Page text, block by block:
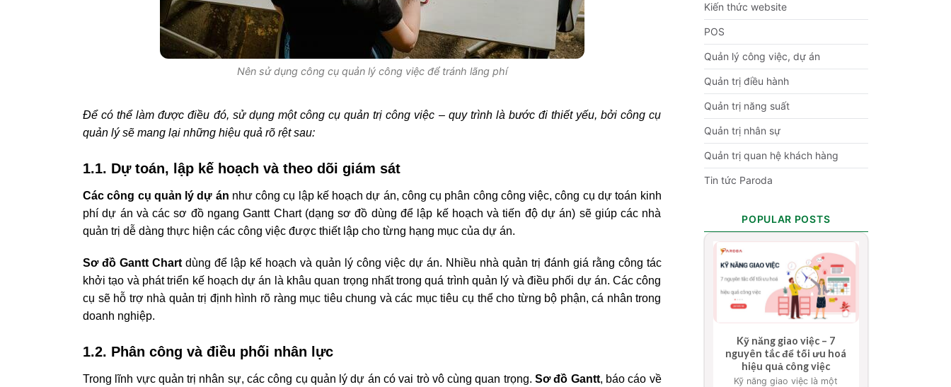
Nên sử dụng công cụ quản lý công việc để tránh lãng phí
Để có thể làm được điều đó, sử dụng một công cụ quản trị công việc – quy trình là bước đi thiết yếu, bởi công cụ
quản lý sẽ mang lại những hiệu quả rõ rệt sau:
1.1. Dự toán, lập kế hoạch và theo dõi giám sát
Các công cụ quản lý dự án như công cụ lập kế hoạch dự án, công cụ phân công công việc, công cụ dự toán kinh
phí dự án và các sơ đồ ngang Gantt Chart (dạng sơ đồ dùng để lập kế hoạch và tiến độ dự án) sẽ giúp các nhà
quản trị dễ dàng thực hiện các công việc được thiết lập cho từng hạng mục của dự án.
Sơ đồ Gantt Chartdùng để lập kế hoạch và quản lý công việc dự án. Nhiều nhà quản trị đánh giá rằng công tác
khởi tạo và phát triển kế hoạch dự án là khâu quan trọng nhất trong quá trình quản lý và điều phối dự án. Các công
cụ sẽ hỗ trợ nhà quản trị định hình rõ ràng mục tiêu chung và các mục tiêu cụ thể cho từng bộ phận, cá nhân trong
doanh nghiệp.
1.2. Phân công và điều phối nhân lực
Trong lĩnh vực quản trị nhân sự, các công cụ quản lý dự án có vai trò vô cùng quan trọng.Sơ đồ Gantt, báo cáo về
Kiến thức website
POS
Quản lý công việc, dự án
Quản trị điều hành
Quản trị năng suất
Quản trị nhân sự
Quản trị quan hệ khách hàng
Tin tức Paroda
POPULAR POSTS
Kỹ năng giao việc – 7
nguyên tắc để tối ưu hoá
hiệu quả công việc
Kỹ năng giao việc là một